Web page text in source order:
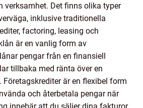
verksamhet. Det finns olika typer
inklusive traditionella
factoring, leasing och
är en vanlig form av
pengar från en finansiell
tillbaka med ränta över en
är en flexibel form
och återbetala pengar när
innebär att du säljer dina fakturor